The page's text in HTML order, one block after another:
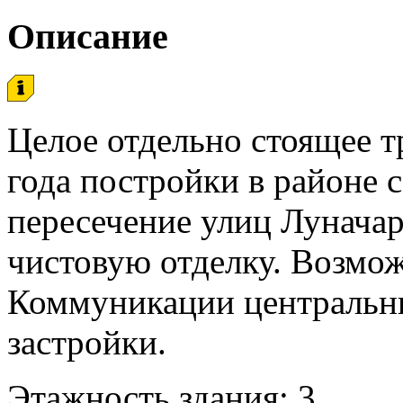
Описание
Целое отдельно стоящее
года постройки в районе
пересечение улиц
чистовую отделку.
Коммуникации
застройки.